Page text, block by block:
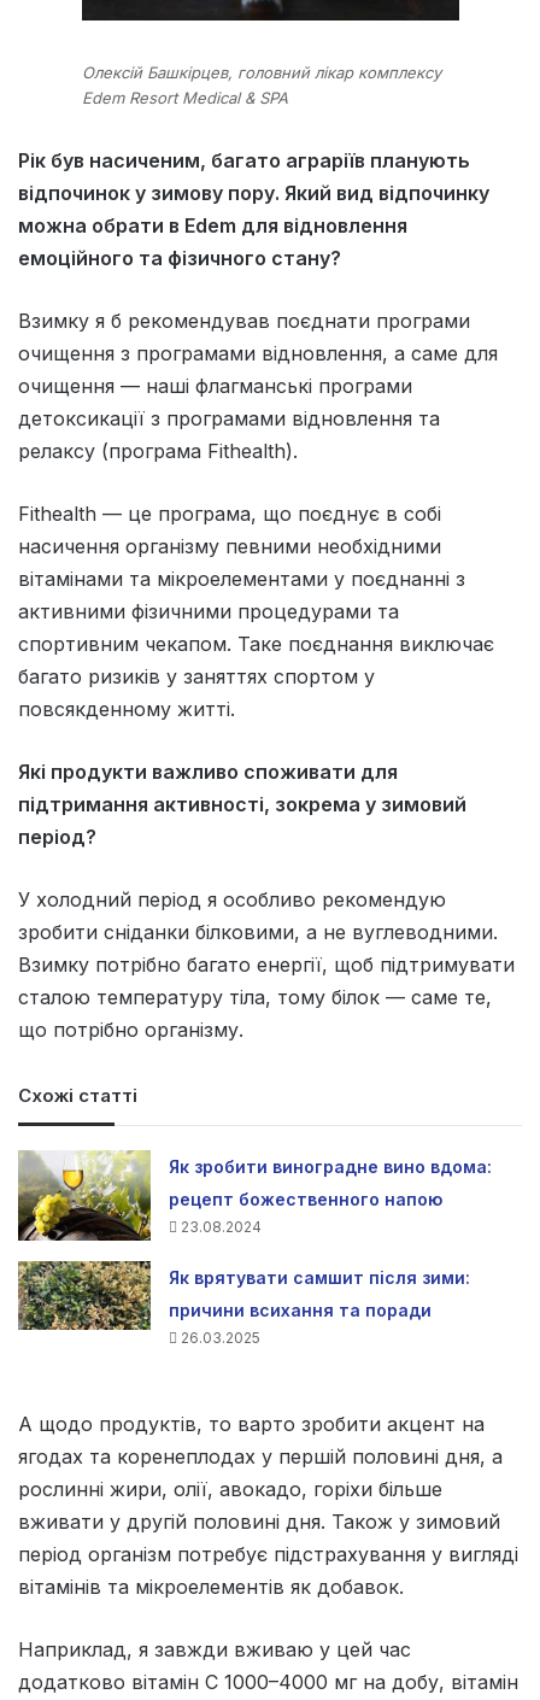
Олексій Башкірцев, головний лікар комплексу
Edem Resort Medical & SPA
Рік був насиченим, багато аграріїв планують
відпочинок у зимову пору. Який вид відпочинку
можна обрати в Edem для відновлення
емоційного та фізичного стану?
Взимку я б рекомендував поєднати програми
очищення з програмами відновлення, а саме для
очищення — наші флагманські програми
детоксикації з програмами відновлення та
релаксу (програма Fithealth).
Fithealth — це програма, що поєднує в собі
насичення організму певними необхідними
вітамінами та мікроелементами у поєднанні з
активними фізичними процедурами та
спортивним чекапом. Таке поєднання виключає
багато ризиків у заняттях спортом у
повсякденному житті.
Які продукти важливо споживати для
підтримання активності, зокрема у зимовий
період?
У холодний період я особливо рекомендую
зробити сніданки білковими, а не вуглеводними.
Взимку потрібно багато енергії, щоб підтримувати
сталою температуру тіла, тому білок — саме те,
що потрібно організму.
Схожі статті
Як зробити виноградне вино вдома:
рецепт божественного напою
23.08.2024
Як врятувати самшит після зими:
причини всихання та поради
26.03.2025
А щодо продуктів, то варто зробити акцент на
ягодах та коренеплодах у першій половині дня, а
рослинні жири, олії, авокадо, горіхи більше
вживати у другій половині дня. Також у зимовий
період організм потребує підстрахування у вигляді
вітамінів та мікроелементів як добавок.
Наприклад, я завжди вживаю у цей час
додатково вітамін С 1000–4000 мг на добу, вітамін